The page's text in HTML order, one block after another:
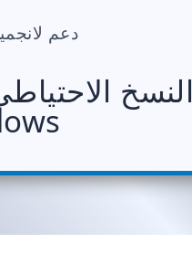
دعم
النسخ